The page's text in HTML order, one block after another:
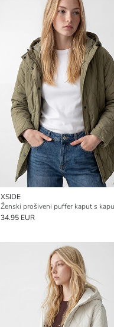
XSIDE
Ženski prošiveni puffer kaput s
34.95 EUR